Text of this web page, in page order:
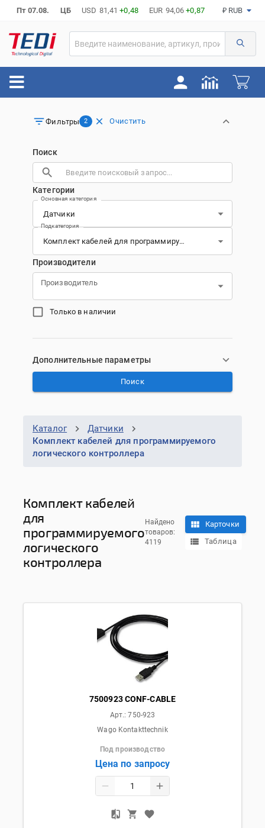
Пт 07.08. ЦБ USD 81,41 +0,48 EUR 94,06 +0,87 ₽ RUB
Фильтры 2 Очистить
Поиск
Категории
Основная категория
Подкатегория
Производители
Производитель
Только в наличии
Дополнительные параметры
Поиск
Каталог
Датчики
Комплект кабелей для программируемого
логического контроллера
Комплект кабелей
для
программируемого
логического
контроллера
Найдено
товаров:
4119
Карточки
Таблица
7500923 CONF-CABLE
Арт.:750-923
Wago Kontakttechnik
Под производство
Цена по запросу